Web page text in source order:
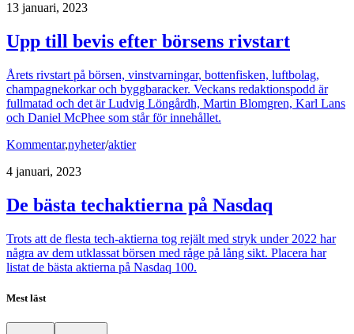
13 januari, 2023
Upp till bevis efter börsens rivstart
Årets rivstart på börsen, vinstvarningar, bottenfisken, luftbolag,
champagnekorkar och byggbaracker. Veckans redaktionspodd är
fullmatad och det är Ludvig Löngårdh, Martin Blomgren, Karl Lans
och Daniel McPhee som står för innehållet.
Kommentar,nyheter/aktier
4 januari, 2023
De bästa techaktierna på Nasdaq
Trots att de flesta tech-aktierna tog rejält med stryk under 2022 har
några av dem utklassat börsen med råge på lång sikt. Placera har
listat de bästa aktierna på Nasdaq 100.
Mest läst